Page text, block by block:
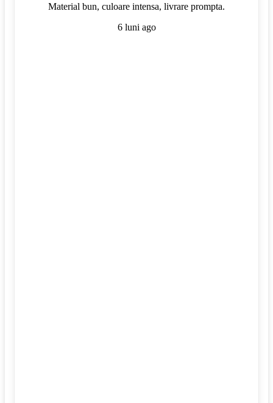
Material bun, culoare intensa, livrare prompta.
6 luni ago